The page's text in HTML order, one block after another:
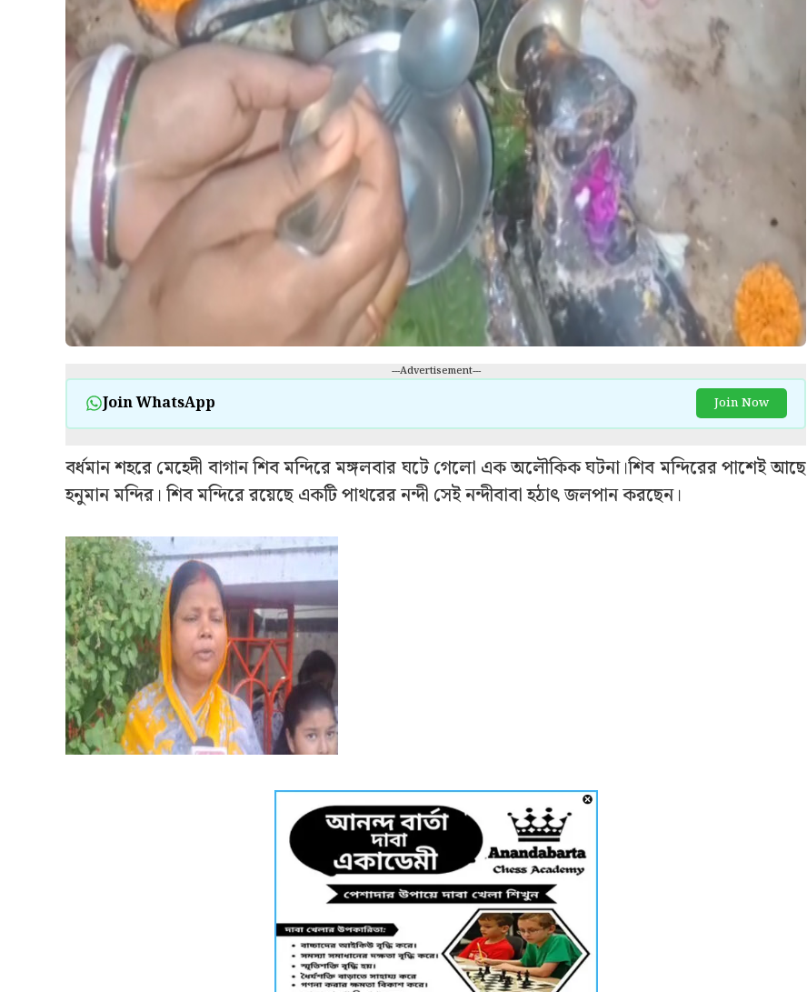
---Advertisement---
Join WhatsApp Join Now
বর্ধমান শহরে মেহেদী বাগান শিব মন্দিরে মঙ্গলবার ঘটে গেলো এক অলৌকিক ঘটনা।শিব মন্দিরের পাশেই আছে
হনুমান মন্দির। শিব মন্দিরে রয়েছে একটি পাথরের নন্দী সেই নন্দীবাবা হঠাৎ জলপান করছেন।